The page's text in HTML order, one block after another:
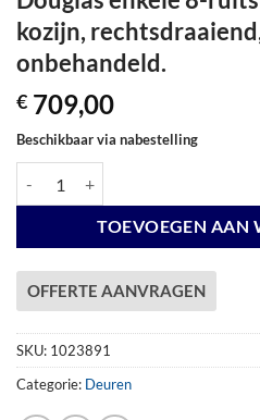
kozijn,
onbehandeld.
€ 709,00
Beschikbaar via nabestelling
TOEVOEGEN AAN
OFFERTE AANVRAGEN
SKU: 1023891
Categorie: Deuren